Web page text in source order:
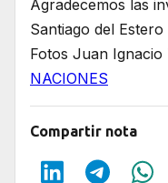
Agradecemos las
Santiago del
Fotos Juan Ignacio
NACIONES
Compartir nota